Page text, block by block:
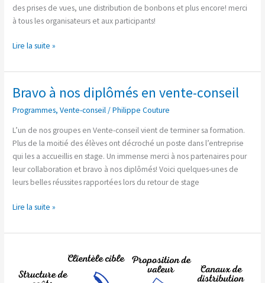
des prises de vues, une distribution de bonbons et plus encore! merci
à tous les organisateurs et aux participants!
Lire la suite »
Bravo à nos diplômés en vente-conseil
Programmes,Vente-conseil/Philippe Couture
L’un de nos groupes en Vente-conseil vient de terminer sa formation.
Plus de la moitié des élèves ont décroché un poste dans l’entreprise
qui les a accueillis en stage. Un immense merci à nos partenaires pour
leur collaboration et bravo à nos diplômés! Voici quelques-unes de
leurs belles réussites rapportées lors du retour de stage
Bravo
nos
diplômés
en
vente-
conseil
Lire la suite »
un